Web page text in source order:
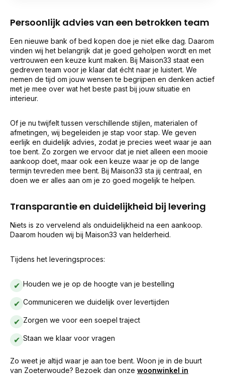
Persoonlijk advies van een betrokken team
Een nieuwe bank of bed kopen doe je niet elke dag. Daarom
vinden wij het belangrijk dat je goed geholpen wordt en met
vertrouwen een keuze kunt maken. Bij Maison33 staat een
gedreven team voor je klaar dat écht naar je luistert. We
nemen de tijd om jouw wensen te begrijpen en denken actief
met je mee over wat het beste past bij jouw situatie en
interieur.
Of je nu twijfelt tussen verschillende stijlen, materialen of
afmetingen, wij begeleiden je stap voor stap. We geven
eerlijk en duidelijk advies, zodat je precies weet waar je aan
toe bent. Zo zorgen we ervoor dat je niet alleen een mooie
aankoop doet, maar ook een keuze waar je op de lange
termijn tevreden mee bent. Bij Maison33 sta jij centraal, en
doen we er alles aan om je zo goed mogelijk te helpen.
Transparantie en duidelijkheid bij levering
Niets is zo vervelend als onduidelijkheid na een aankoop.
Daarom houden wij bij Maison33 van helderheid.
Tijdens het leveringsproces:
✔ Houden we je op de hoogte van je bestelling
✔ Communiceren we duidelijk over levertijden
✔ Zorgen we voor een soepel traject
✔ Staan we klaar voor vragen
Zo weet je altijd waar je aan toe bent. Woon je in de buurt
van Zoeterwoude? Bezoek dan onze woonwinkel in